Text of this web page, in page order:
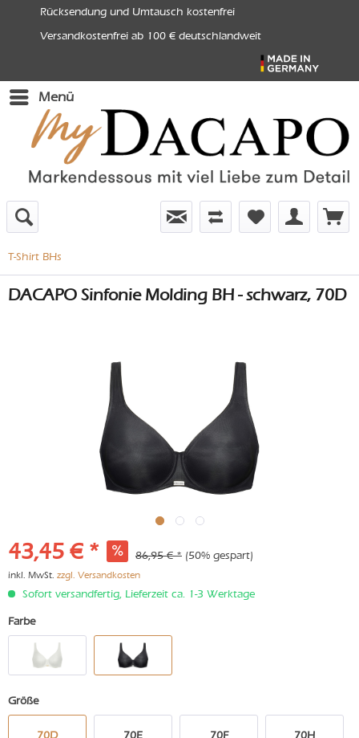
Rücksendung und Umtausch kostenfrei
Versandkostenfrei ab 100 € deutschlandweit
Menü
T-Shirt BHs
DACAPO Sinfonie Molding BH - schwarz, 70D
43,45 € * 86,95 € * (50% gespart)
inkl. MwSt. zzgl. Versandkosten
Sofort versandfertig, Lieferzeit ca. 1-3 Werktage
Farbe
Größe